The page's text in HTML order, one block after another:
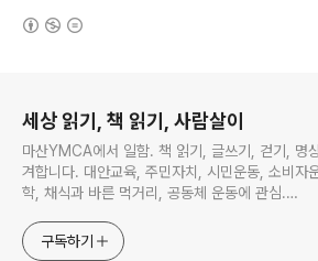
세상 읽기, 책 읽기, 사람살이
마산YMCA에서 일함. 책 읽기, 글쓰기, 걷기, 명
겨합니다. 대안교육, 주민자치, 시민운동, 소비자
학, 채식과 바른 먹거리, 공동체 운동에 관심.
http://www.facebook.com/ymcaman
구독하기